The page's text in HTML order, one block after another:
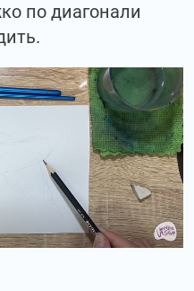
по диагонали